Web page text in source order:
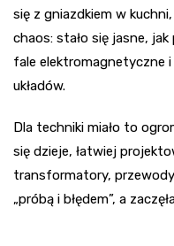
się z gniazdkiem w
chaos: stało się jasne,
fale elektromagnetyczne
układów.
Dla techniki miało to
się dzieje, łatwiej
transformatory,
„próbą i błędem”, a